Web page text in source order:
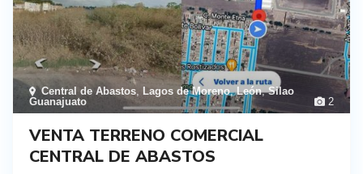
2
Central de Abastos, Lagos de Moreno,León,Silao
Guanajuato
VENTA TERRENO COMERCIAL
CENTRAL DE ABASTOS